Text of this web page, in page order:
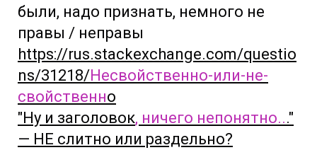
были, надо признать, немного не
правы / неправы
https://rus.stackexchange.com/questio
ns/31218/Несвойственно-или-не-
свойственно
"Ну и заголовок, ничего непонятно..."
— НЕ слитно или раздельно?